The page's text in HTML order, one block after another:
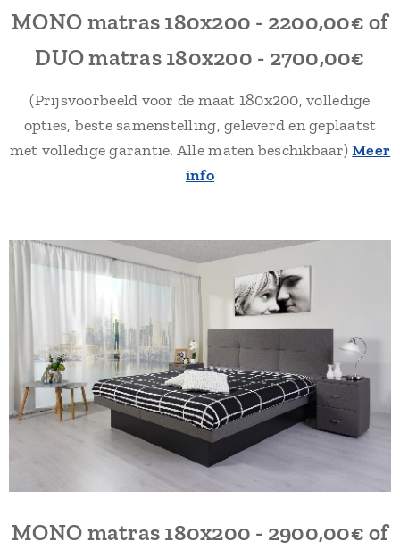
MONO matras 180x200 - 2200,00€ of
DUO matras 180x200 - 2700,00€
(Prijsvoorbeeld voor de maat 180x200, volledige
opties, beste samenstelling, geleverd en geplaatst
met volledige garantie. Alle maten beschikbaar)Meer
info
MONO matras 180x200 - 2900,00€ of